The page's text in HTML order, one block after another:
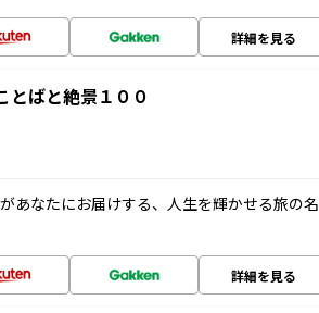
詳細を見る
とばと絶景１００
あなたにお届けする、人生を輝かせる旅の名
詳細を見る